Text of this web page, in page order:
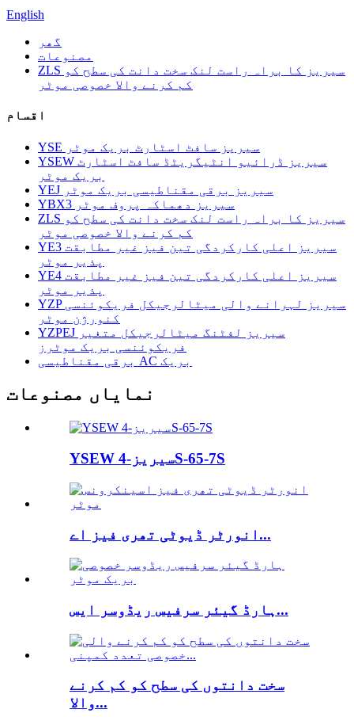
English
گھر
مصنوعات
ZLS سیریز کا براہ راست لنک سخت دانت کی سطح کو
کم کرنے والا خصوصی موٹر
اقسام
YSE سیریز سافٹ اسٹارٹ بریک موٹر
YSEW سیریز ڈرائیو انٹیگریٹڈ سافٹ اسٹارٹ
بریک موٹر
YEJ سیریز برقی مقناطیسی بریک موٹر
YBX3 سیریز دھماکہ پروف موٹر
ZLS سیریز کا براہ راست لنک سخت دانت کی سطح کو
کم کرنے والا خصوصی موٹر
YE3 سیریز اعلی کارکردگی تین فیز غیر مطابقت
پذیر موٹر
YE4 سیریز اعلی کارکردگی تین فیز غیر مطابقت
پذیر موٹر
YZP سیریز لہرانے والی میٹالرجیکل فریکوئنسی
کنورژن موٹر
YZPEJ سیریز لفٹنگ میٹالرجیکل متغیر
فریکوئنسی بریک موٹرز
برقی مقناطیسی AC بریک
نمایاں مصنوعات
YSEW سیریز-4S-65-7S
انورٹر ڈیوٹی تھری فیز اے...
ہارڈ گیئر سرفیس ریڈوسر ایس...
سخت دانتوں کی سطح کو کم کرنے
والا...